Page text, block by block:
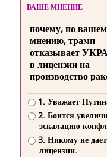
ВАШЕ МНЕНИЕ
почему, по
мнению, трамп
отказывает
в лицензии на
производство
1. Уважает
2. Боится
эскалацию
3. Никому не
лицензии.